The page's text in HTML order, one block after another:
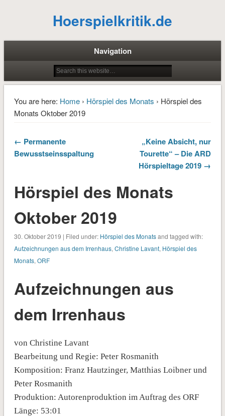
Hoerspielkritik.de
Navigation
You are here: Home› Hörspiel des Monats › Hörspiel des
Monats Oktober 2019
← Permanente
Bewusstseinsspaltung
„Keine Absicht, nur
Tourette“ – Die ARD
Hörspieltage 2019 →
Hörspiel des Monats
Oktober 2019
30. Oktober 2019 | Filed under: Hörspiel des Monatsand tagged with:
Aufzeichnungen aus dem Irrenhaus, Christine Lavant, Hörspiel des
Monats, ORF
Aufzeichnungen aus
dem Irrenhaus
von Christine Lavant
Bearbeitung und Regie: Peter Rosmanith
Komposition: Franz Hautzinger, Matthias Loibner und
Peter Rosmanith
Produktion: Autorenproduktion im Auftrag des ORF
Länge: 53:01